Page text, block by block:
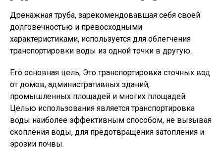
Дренажная труба, зарекомендовавшая себя своей
долговечностью и превосходными
характеристиками, используется для облегчения
транспортировки воды из одной точки в другую.
Его основная цель; Это транспортировка сточных вод
от домов, административных зданий,
промышленных площадей и многих площадей.
Целью использования является транспортировка
воды наиболее эффективным способом, не вызывая
скопления воды, для предотвращения затопления и
эрозии почвы.